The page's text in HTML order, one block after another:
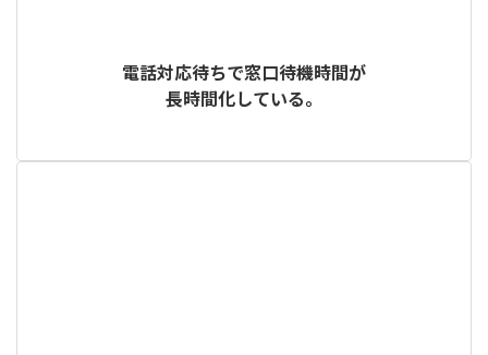
電話対応待ちで窓口待機時間が
長時間化している。